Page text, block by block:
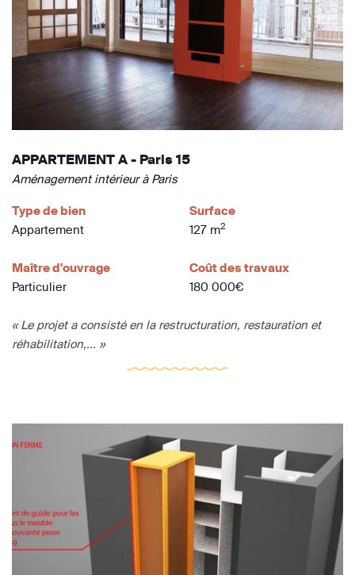
APPARTEMENT A - Paris 15
Aménagement intérieur à Paris
Type de bien
Appartement
Surface
127 m2
Maître d'ouvrage
Particulier
Coût des travaux
180 000€
« Le projet a consisté en la restructuration, restauration et
réhabilitation,... »